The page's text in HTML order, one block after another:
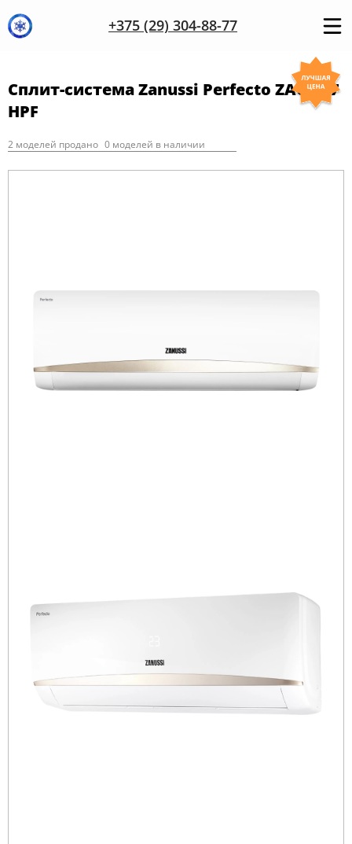
+375 (29) 304-88-77
Сплит-система Zanussi Perfecto ZACS-07
HPF
2 моделей продано 0 моделей в наличии